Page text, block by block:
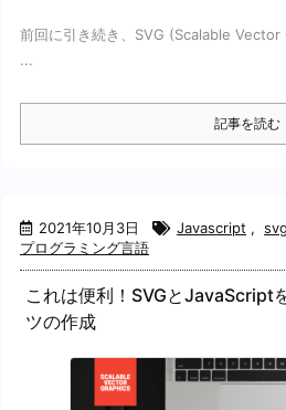
前回に引き続き、SVG (Scalable
...
記事を読む
2021年10月3日 Javascript , svg
プログラミング言語
これは便利！SVGとJavaScript
ツの作成